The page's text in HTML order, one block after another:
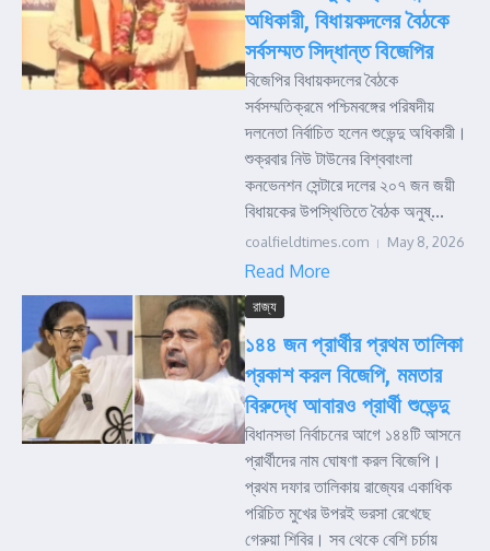
অধিকারী, বিধায়কদলের বৈঠকে
সর্বসম্মত সিদ্ধান্ত বিজেপির
বিজেপির বিধায়কদলের বৈঠকে
সর্বসম্মতিক্রমে পশ্চিমবঙ্গের পরিষদীয়
দলনেতা নির্বাচিত হলেন শুভেন্দু অধিকারী।
শুক্রবার নিউ টাউনের বিশ্ববাংলা
কনভেনশন সেন্টারে দলের ২০৭ জন জয়ী
বিধায়কের উপস্থিতিতে বৈঠক অনুষ্...
coalfieldtimes.com May 8, 2026
Read More
রাজ্য
১৪৪ জন প্রার্থীর প্রথম তালিকা
প্রকাশ করল বিজেপি, মমতার
বিরুদ্ধে আবারও প্রার্থী শুভেন্দু
বিধানসভা নির্বাচনের আগে ১৪৪টি আসনে
প্রার্থীদের নাম ঘোষণা করল বিজেপি।
প্রথম দফার তালিকায় রাজ্যের একাধিক
পরিচিত মুখের উপরই ভরসা রেখেছে
গেরুয়া শিবির। সব থেকে বেশি চর্চায়